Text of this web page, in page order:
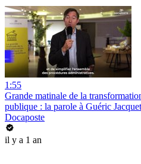
1:55
Grande matinale de la
publique : la parole à Guéric Jacquet
Docaposte
il y a 1 an